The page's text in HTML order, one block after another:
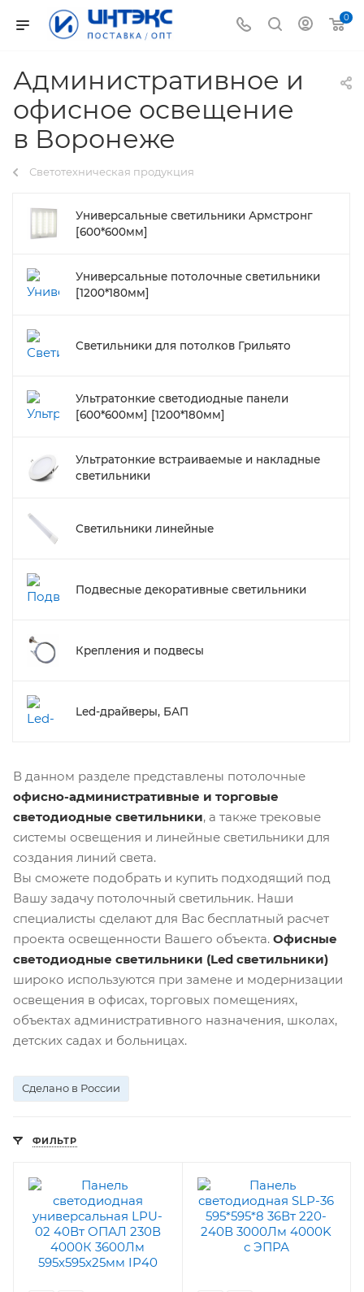
0
Административное и
офисное освещение
в Воронеже
Светотехническая продукция
Универсальные светильники Армстронг
[600*600мм]
Универсальные потолочные светильники
[1200*180мм]
Светильники для потолков Грильято
Ультратонкие светодиодные панели
[600*600мм] [1200*180мм]
Ультратонкие встраиваемые и накладные
светильники
Светильники линейные
Подвесные декоративные светильники
Крепления и подвесы
Led-драйверы, БАП
В данном разделе представлены потолочные
офисно-административные и торговые
светодиодные светильники, а также трековые
системы освещения и линейные светильники для
создания линий света.
Вы сможете подобрать и купить подходящий под
Вашу задачу потолочный светильник. Наши
специалисты сделают для Вас бесплатный расчет
проекта освещенности Вашего объекта. Офисные
светодиодные светильники (Led светильники)
широко используются при замене и модернизации
освещения в офисах, торговых помещениях,
объектах административного назначения, школах,
детских садах и больницах.
Сделано в России
ФИЛЬТР